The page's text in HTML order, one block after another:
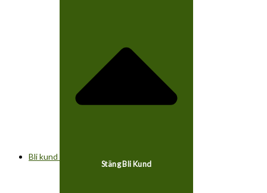
Bli kund
Stäng Bli Kund